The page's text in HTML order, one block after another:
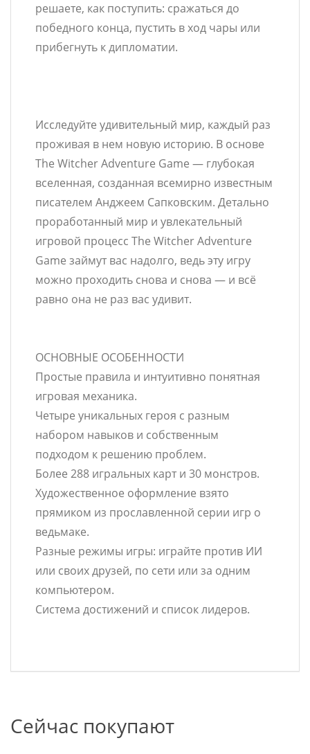
решаете, как поступить: сражаться до
победного конца, пустить в ход чары или
прибегнуть к дипломатии.
Исследуйте удивительный мир, каждый раз
проживая в нем новую историю. В основе
The Witcher Adventure Game — глубокая
вселенная, созданная всемирно известным
писателем Анджеем Сапковским. Детально
проработанный мир и увлекательный
игровой процесс The Witcher Adventure
Game займут вас надолго, ведь эту игру
можно проходить снова и снова — и всё
равно она не раз вас удивит.
ОСНОВНЫЕ ОСОБЕННОСТИ
Простые правила и интуитивно понятная
игровая механика.
Четыре уникальных героя с разным
набором навыков и собственным
подходом к решению проблем.
Более 288 игральных карт и 30 монстров.
Художественное оформление взято
прямиком из прославленной серии игр о
ведьмаке.
Разные режимы игры: играйте против ИИ
или своих друзей, по сети или за одним
компьютером.
Система достижений и список лидеров.
Сейчас покупают